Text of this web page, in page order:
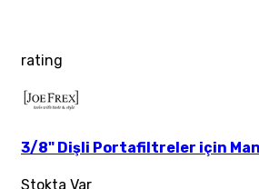
rating
3/8" Dişli Portafiltreler için
Stokta Var